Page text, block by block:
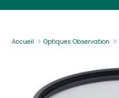
Accueil Optiques Observation